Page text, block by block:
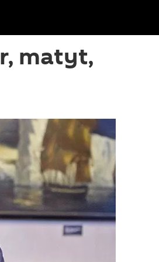
matyt,